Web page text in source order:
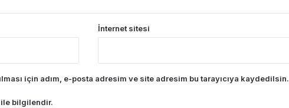
İnternet sitesi
için adım, e-posta adresim ve site adresim bu tarayıcıya kaydedilsin.
bilgilendir.